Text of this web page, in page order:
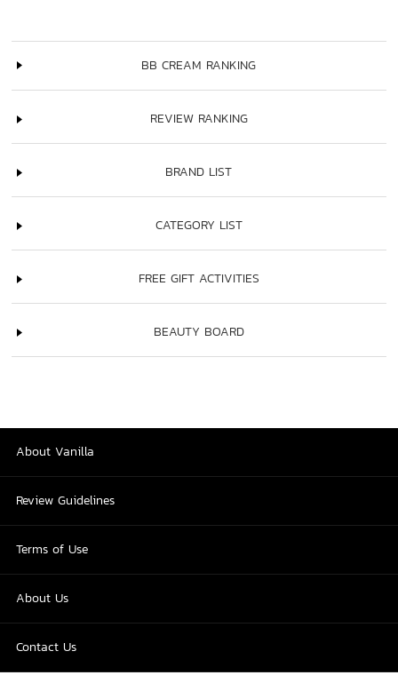
BB CREAM RANKING
REVIEW RANKING
BRAND LIST
CATEGORY LIST
FREE GIFT ACTIVITIES
BEAUTY BOARD
About Vanilla
Review Guidelines
Terms of Use
About Us
Contact Us